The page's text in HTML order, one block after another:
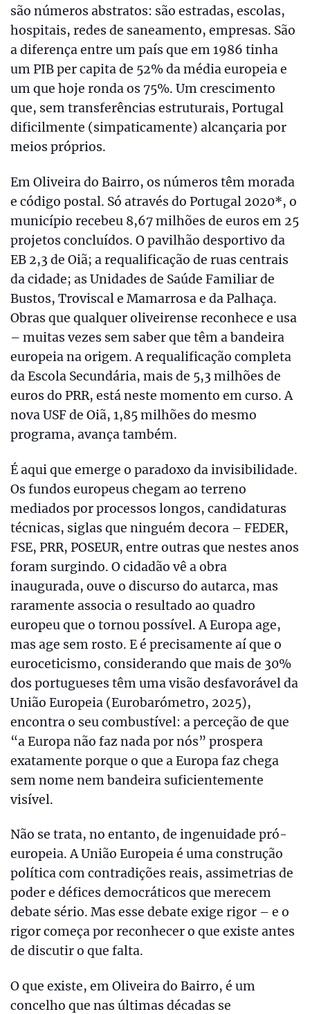
são números abstratos: são estradas, escolas,
hospitais, redes de saneamento, empresas. São
a diferença entre um país que em 1986 tinha
um PIB per capita de 52% da média europeia e
um que hoje ronda os 75%. Um crescimento
que, sem transferências estruturais, Portugal
dificilmente (simpaticamente) alcançaria por
meios próprios.
Em Oliveira do Bairro, os números têm morada
e código postal. Só através do Portugal 2020*, o
município recebeu 8,67 milhões de euros em 25
projetos concluídos. O pavilhão desportivo da
EB 2,3 de Oiã; a requalificação de ruas centrais
da cidade; as Unidades de Saúde Familiar de
Bustos, Troviscal e Mamarrosa e da Palhaça.
Obras que qualquer oliveirense reconhece e usa
– muitas vezes sem saber que têm a bandeira
europeia na origem. A requalificação completa
da Escola Secundária, mais de 5,3 milhões de
euros do PRR, está neste momento em curso. A
nova USF de Oiã, 1,85 milhões do mesmo
programa, avança também.
É aqui que emerge o paradoxo da invisibilidade.
Os fundos europeus chegam ao terreno
mediados por processos longos, candidaturas
técnicas, siglas que ninguém decora – FEDER,
FSE, PRR, POSEUR, entre outras que nestes anos
foram surgindo. O cidadão vê a obra
inaugurada, ouve o discurso do autarca, mas
raramente associa o resultado ao quadro
europeu que o tornou possível. A Europa age,
mas age sem rosto. E é precisamente aí que o
euroceticismo, considerando que mais de 30%
dos portugueses têm uma visão desfavorável da
União Europeia (Eurobarómetro, 2025),
encontra o seu combustível: a perceção de que
“a Europa não faz nada por nós” prospera
exatamente porque o que a Europa faz chega
sem nome nem bandeira suficientemente
visível.
Não se trata, no entanto, de ingenuidade pró-
europeia. A União Europeia é uma construção
política com contradições reais, assimetrias de
poder e défices democráticos que merecem
debate sério. Mas esse debate exige rigor – e o
rigor começa por reconhecer o que existe antes
de discutir o que falta.
O que existe, em Oliveira do Bairro, é um
concelho que nas últimas décadas se